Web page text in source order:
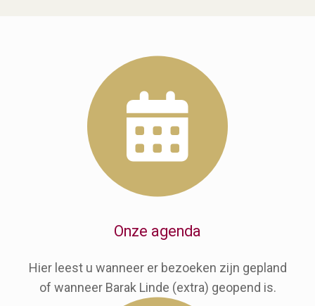
Onze agenda
Hier leest u wanneer er bezoeken zijn gepland
of wanneer Barak Linde (extra) geopend is.